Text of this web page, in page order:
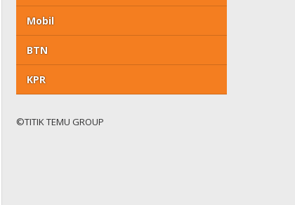
Mobil
BTN
KPR
©TITIK TEMU GROUP